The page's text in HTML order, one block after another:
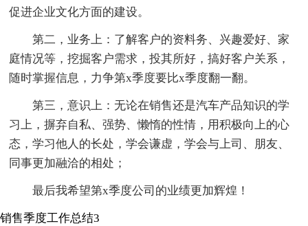
促进企业文化方面的建设。
第二，业务上：了解客户的资料务、兴趣爱好、家
庭情况等，挖掘客户需求，投其所好，搞好客户关系，
随时掌握信息，力争第x季度要比x季度翻一翻。
第三，意识上：无论在销售还是汽车产品知识的学
习上，摒弃自私、强势、懒惰的性情，用积极向上的心
态，学习他人的长处，学会谦虚，学会与上司、朋友、
同事更加融洽的相处；
最后我希望第x季度公司的业绩更加辉煌！
销售季度工作总结3